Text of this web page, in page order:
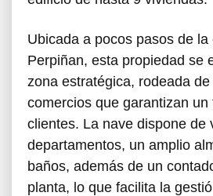
Ubicada a pocos pasos de
Perpiñan, esta propiedad se
zona estratégica, rodeada
comercios que garantizan
clientes. La nave dispone de
departamentos, un amplio
baños, además de un
planta, lo que facilita la